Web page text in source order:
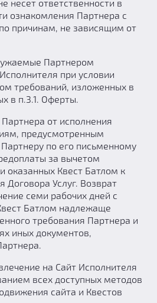
несет ответственности в
ознакомления Партнера с
причинам, не зависящим от
Партнером
при условии
требований, изложенных в
в п.3.1. Оферты.
от исполнения
предусмотренным
по его письменному
за вычетом
оказанных Квест Батлом к
Договора Услуг. Возврат
семи рабочих дней с
Батлом надлежаще
требования Партнера и
иных документов,
на Сайт Исполнителя
всех доступных методов
сайта и Квестов